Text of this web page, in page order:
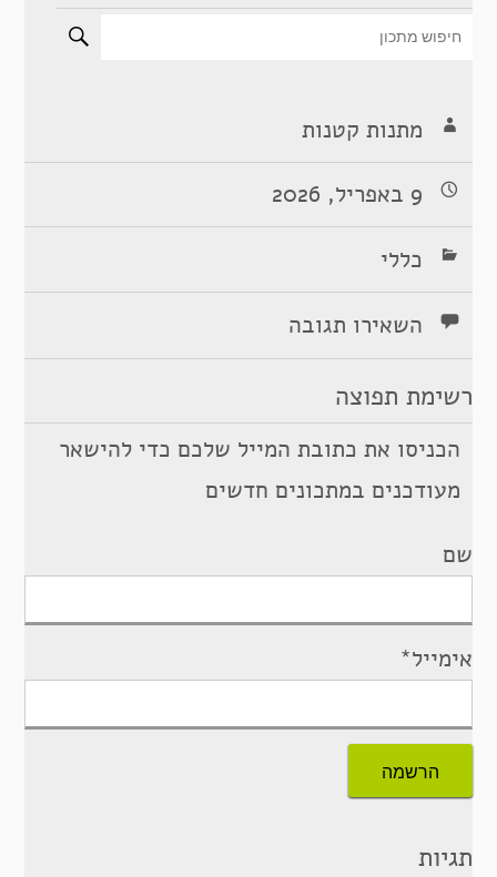
מתנות קטנות
9 באפריל, 2026
כללי
השאירו תגובה
רשימת תפוצה
הכניסו את כתובת המייל שלכם כדי להישאר
מעודכנים במתכונים חדשים
שם
אימייל*
תגיות